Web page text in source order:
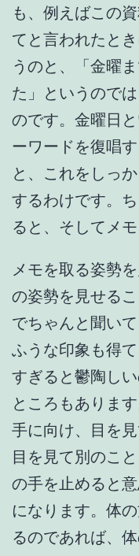
も、例えばこの
てと言われたと
うのと、「金曜
た」というので
のです。金曜日
ーワードを復唱
と、これをしっ
するわけです。
ると、そしてメモ
メモを取る姿勢
の姿勢を見せる
でちゃんと聞い
ふうな印象も得
すぎると鬱陶し
ところもありま
手に向け、目を
目を見て別のこ
の手を止めると
になります。体
るのであれば、